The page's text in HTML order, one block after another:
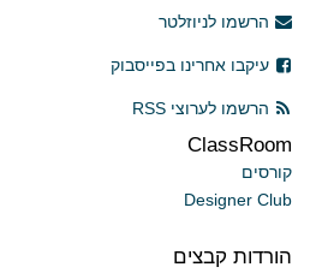
הרשמו לניוזלטר
עיקבו אחרינו בפייסבוק
הרשמו לערוצי RSS
ClassRoom
קורסים
Designer Club
הורדות קבצים